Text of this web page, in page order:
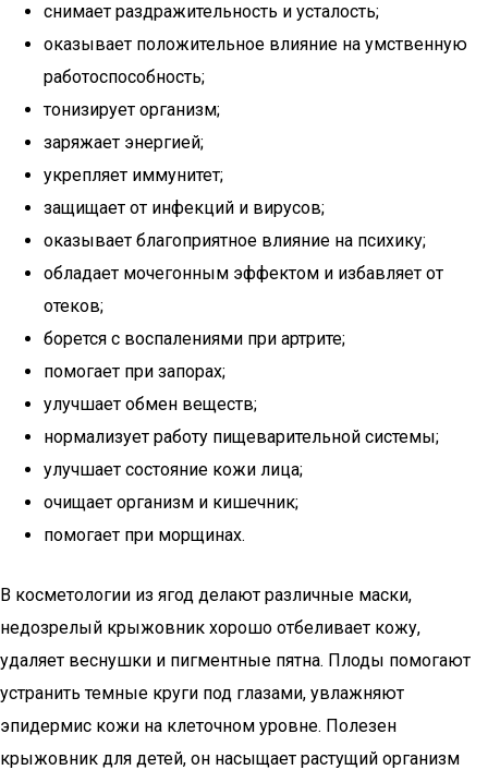
снимает раздражительность и усталость;
оказывает положительное влияние на умственную
работоспособность;
тонизирует организм;
заряжает энергией;
укрепляет иммунитет;
защищает от инфекций и вирусов;
оказывает благоприятное влияние на психику;
обладает мочегонным эффектом и избавляет от
отеков;
борется с воспалениями при артрите;
помогает при запорах;
улучшает обмен веществ;
нормализует работу пищеварительной системы;
улучшает состояние кожи лица;
очищает организм и кишечник;
помогает при морщинах.
В косметологии из ягод делают различные маски,
недозрелый крыжовник хорошо отбеливает кожу,
удаляет веснушки и пигментные пятна. Плоды помогают
устранить темные круги под глазами, увлажняют
эпидермис кожи на клеточном уровне. Полезен
крыжовник для детей, он насыщает растущий организм